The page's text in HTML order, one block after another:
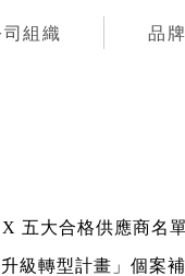
司組織 品
五大合格供應商名
級轉型計畫」個案